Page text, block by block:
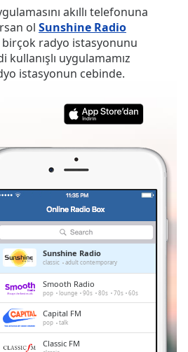
akıllı telefonuna
ol Sunshine Radio
radyo istasyonunu
kullanışlı uygulamamız
istasyonun cebinde.
80s 70s 60s
Sunshine Radio
classic adult contemporary
Smooth Radio
pop lounge 90s 80s 70s 60s
Capital FM
pop talk
Classic FM